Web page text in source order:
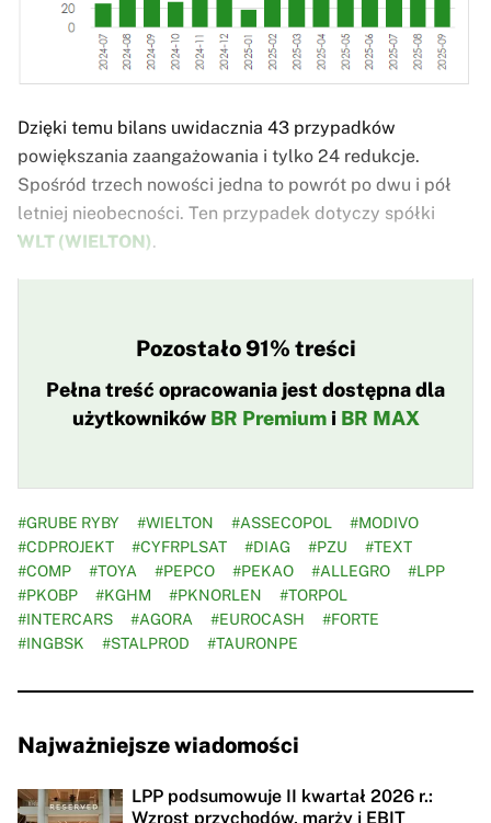
Dzięki temu bilans uwidacznia 43 przypadków
powiększania zaangażowania i tylko 24 redukcje.
Spośród trzech nowości jedna to powrót po dwu i pół
letniej nieobecności. Ten przypadek dotyczy spółki
WLT (WIELTON).
Pozostało 91% treści
Pełna treść opracowania jest dostępna dla
użytkowników BR Premiumi BR MAX
#GRUBE RYBY #WIELTON #ASSECOPOL
#MODIVO
#CDPROJEKT
#CYFRPLSAT #DIAG #PZU
#TEXT
#COMP
#TOYA #PEPCO #PEKAO #ALLEGRO
#LPP
#PKOBP
#KGHM #PKNORLEN
#TORPOL
#INTERCARS
#AGORA #EUROCASH
#FORTE
#INGBSK
#STALPROD #TAURONPE
Najważniejsze wiadomości
LPP podsumowuje II kwartał 2026 r.:
Wzrost przychodów, marży i EBIT